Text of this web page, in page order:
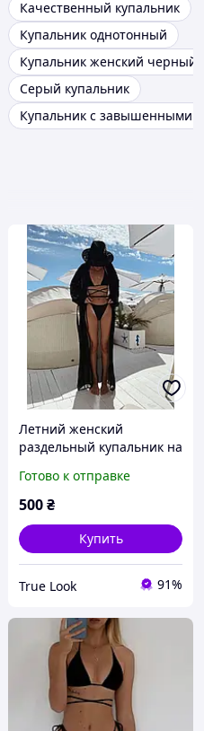
Качественный купальник
Купальник однотонный
Купальник женский черный
Серый купальник
Купальник с завышенными
Летний женский
раздельный купальник на
барби) 42-46 размер
Готово к отправке
500₴
Купить
True Look 91%